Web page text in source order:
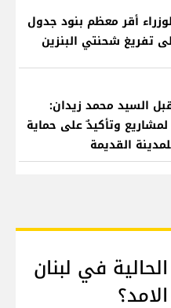
أقر معظم بنود جدول
تفريغ شحنتي البنزين
السيد محمد زيدان:
وتأكيدٌ على حماية
القديمة
في لبنان